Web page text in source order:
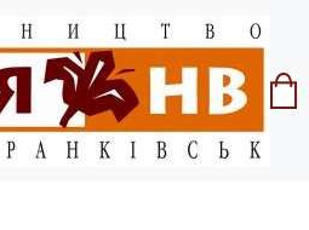
мистецтв Івано-